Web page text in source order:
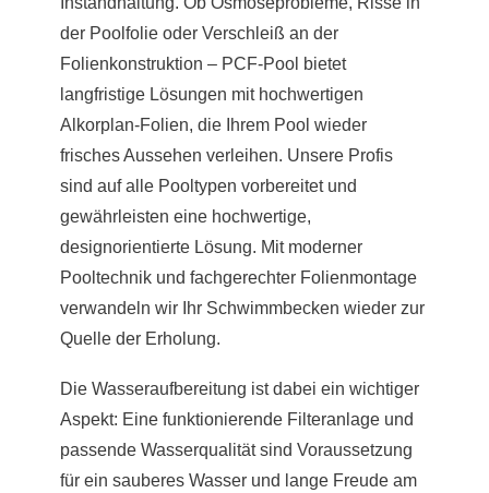
der Poolfolie oder Verschleiß an der
Folienkonstruktion – PCF-Pool bietet
langfristige Lösungen mit hochwertigen
Alkorplan-Folien, die Ihrem Pool wieder
frisches Aussehen verleihen. Unsere Profis
sind auf alle Pooltypen vorbereitet und
gewährleisten eine hochwertige,
designorientierte Lösung. Mit moderner
Pooltechnik und fachgerechter Folienmontage
verwandeln wir Ihr Schwimmbecken wieder zur
Quelle der Erholung.
Die Wasseraufbereitung ist dabei ein wichtiger
Aspekt: Eine funktionierende Filteranlage und
passende Wasserqualität sind Voraussetzung
für ein sauberes Wasser und lange Freude am